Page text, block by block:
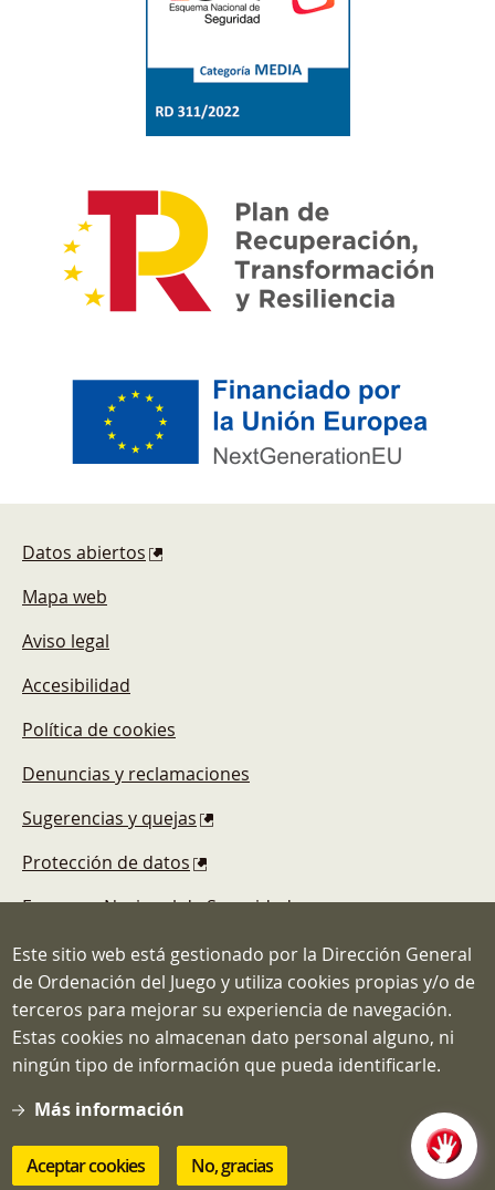
Datos abiertos
Mapa web
Aviso legal
Accesibilidad
Política de cookies
Denuncias y reclamaciones
Sugerencias y quejas
Protección de datos
Esquema Nacional de Seguridad
Dirección General de Ordenación del
Juego
Teléfono: 91.571.40.80
Correo: info@ordenacionjuego.gob.es
Este sitio web está gestionado por la Dirección General
de Ordenación del Juego y utiliza cookies propias y/o de
terceros para mejorar su experiencia de navegación.
Estas cookies no almacenan dato personal alguno, ni
ningún tipo de información que pueda identificarle.
Más información
Aceptar cookies No, gracias